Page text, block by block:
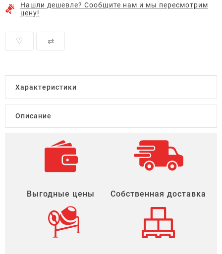
Нашли дешевле? Сообщите нам и мы пересмотрим
цену!
♡ ⇄
Характеристики
Описание
Выгодные цены Собственная доставка